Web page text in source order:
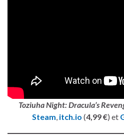
Toziuha Night: Dracula’s
Steam, itch.io (4,99 €) et